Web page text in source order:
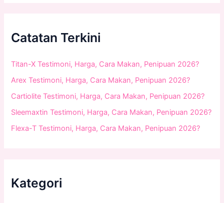
f
o
:
Catatan Terkini
Titan-X Testimoni, Harga, Cara Makan, Penipuan 2026?
Arex Testimoni, Harga, Cara Makan, Penipuan 2026?
Cartiolite Testimoni, Harga, Cara Makan, Penipuan 2026?
Sleemaxtin Testimoni, Harga, Cara Makan, Penipuan 2026?
Flexa-T Testimoni, Harga, Cara Makan, Penipuan 2026?
Kategori